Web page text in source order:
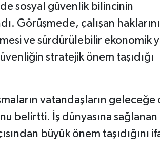
sosyal güvenlik bilincinin
Görüşmede, çalışan
ve sürdürülebilir ekonomik
stratejik önem taşıdığı
vatandaşların geleceğe
belirtti. İş dünyasına
büyük önem taşıdığını